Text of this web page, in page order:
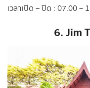
เวลาเปิด – ปิด : 07.00 –
6. Jim